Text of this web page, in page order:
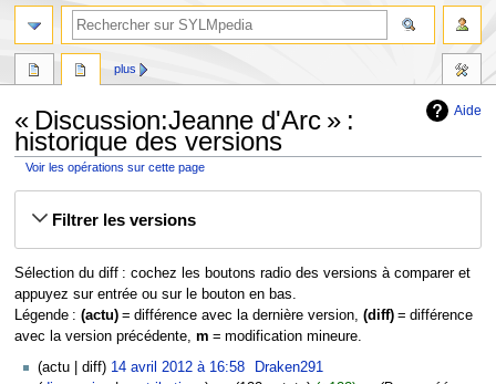
Aide
« Discussion:Jeanne d'Arc » :
historique des versions
Voir les opérations sur cette page
Filtrer les versions
Sélection du diff : cochez les boutons radio des versions à comparer et
appuyez sur entrée ou sur le bouton en bas.
Légende : (actu)= différence avec la dernière version, (diff)= différence
avec la version précédente, m = modification mineure.
14
actu diff 14 avril 2012 à 16:58
Draken291
plus